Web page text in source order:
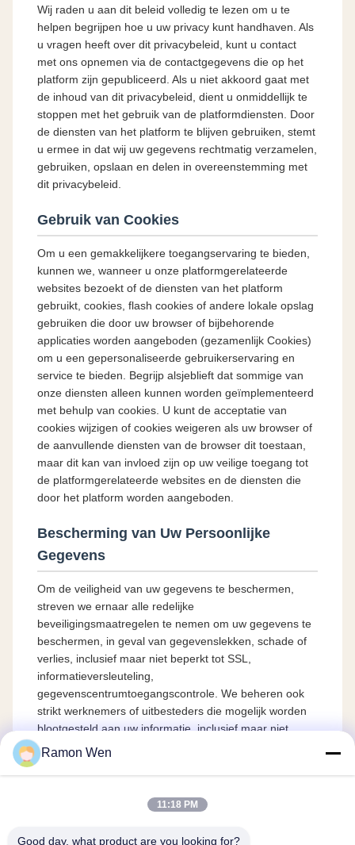
Wij raden u aan dit beleid volledig te lezen om u te
helpen begrijpen hoe u uw privacy kunt handhaven. Als
u vragen heeft over dit privacybeleid, kunt u contact
met ons opnemen via de contactgegevens die op het
platform zijn gepubliceerd. Als u niet akkoord gaat met
de inhoud van dit privacybeleid, dient u onmiddellijk te
stoppen met het gebruik van de platformdiensten. Door
de diensten van het platform te blijven gebruiken, stemt
u ermee in dat wij uw gegevens rechtmatig verzamelen,
gebruiken, opslaan en delen in overeenstemming met
dit privacybeleid.
Gebruik van Cookies
Om u een gemakkelijkere toegangservaring te bieden,
kunnen we, wanneer u onze platformgerelateerde
websites bezoekt of de diensten van het platform
gebruikt, cookies, flash cookies of andere lokale opslag
gebruiken die door uw browser of bijbehorende
applicaties worden aangeboden (gezamenlijk Cookies)
om u een gepersonaliseerde gebruikerservaring en
service te bieden. Begrijp alsjeblieft dat sommige van
onze diensten alleen kunnen worden geïmplementeerd
met behulp van cookies. U kunt de acceptatie van
cookies wijzigen of cookies weigeren als uw browser of
de aanvullende diensten van de browser dit toestaan,
maar dit kan van invloed zijn op uw veilige toegang tot
de platformgerelateerde websites en de diensten die
door het platform worden aangeboden.
Bescherming van Uw Persoonlijke
Gegevens
Om de veiligheid van uw gegevens te beschermen,
streven we ernaar alle redelijke
beveiligingsmaatregelen te nemen om uw gegevens te
beschermen, in geval van gegevenslekken, schade of
verlies, inclusief maar niet beperkt tot SSL,
informatieversleuteling,
gegevenscentrumtoegangscontrole. We beheren ook
strikt werknemers of uitbesteders die mogelijk worden
blootgesteld aan uw informatie, inclusief maar niet
beperkt tot het ondertekenen van
geheimhoudingsovereenkomsten met hen, het nemen
positie en het monitoren van hun activiteiten.
Bescherming van Minderjarigen
Ramon Wen
11:18 PM
Good day, what product are you looking for?